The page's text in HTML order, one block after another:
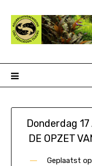
naar
inhoud
Donderdag
DE OPZET
Geplaatst op